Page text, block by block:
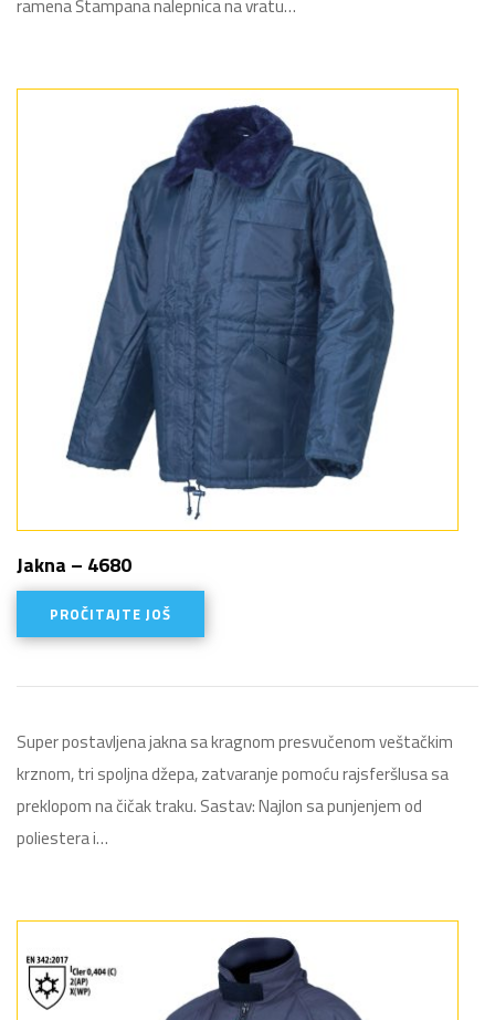
ramena Štampana nalepnica na vratu…
Jakna – 4680
PROČITAJTE JOŠ
Super postavljena jakna sa kragnom presvučenom veštačkim
krznom, tri spoljna džepa, zatvaranje pomoću rajsferšlusa sa
preklopom na čičak traku. Sastav: Najlon sa punjenjem od
poliestera i…